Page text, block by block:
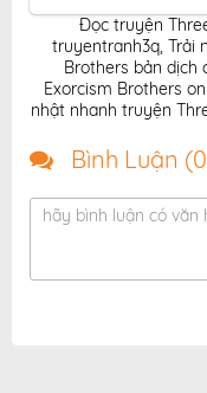
Đọc truyện
truyentranh3q, Trải
Brothers bản dịch
Exorcism Brothers
nhật nhanh truyện
Bình Luận (0
hãy bình luận có văn